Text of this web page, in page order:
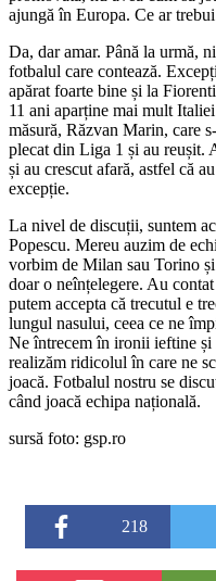
ajungă în Europa. Ce ar
Da, dar amar. Până la urmă,
fotbalul care contează.
apărat foarte bine și la
11 ani aparține mai mult
măsură, Răzvan Marin, care
plecat din Liga 1 și au reușit.
și au crescut afară, astfel că
excepție.
La nivel de discuții, suntem
Popescu. Mereu auzim de
vorbim de Milan sau Torino
doar o neînțelegere. Au
putem accepta că trecutul e
lungul nasului, ceea ce ne
Ne întrecem în ironii ieftine și
realizăm ridicolul în care ne
joacă. Fotbalul nostru se
când joacă echipa națională.
sursă foto: gsp.ro
218